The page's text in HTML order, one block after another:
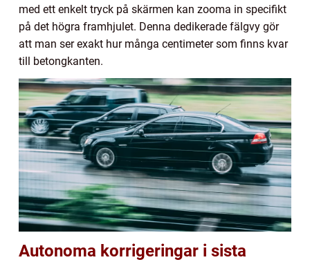
med ett enkelt tryck på skärmen kan zooma in specifikt
på det högra framhjulet. Denna dedikerade fälgvy gör
att man ser exakt hur många centimeter som finns kvar
till betongkanten.
Autonoma korrigeringar i sista